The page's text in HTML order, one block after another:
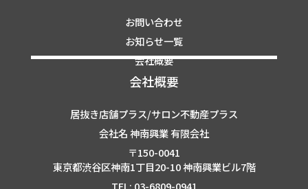
お問い合わせ
お知らせ一覧
会社概要
会社概要
居抜き店舗プラス/サロン不動産プラス
会社名 神南興業 有限会社
〒150-0041
東京都渋谷区神南1丁目20-10 神南興業ビル7階